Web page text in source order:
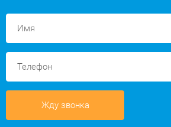
Жду звонка